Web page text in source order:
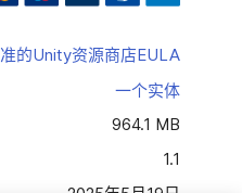
的Unity资源商店EULA
一个实体
964.1 MB
1.1